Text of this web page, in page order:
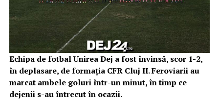
Echipa de fotbal Unirea Dej a fost învinsă, scor 1-2,
în deplasare, de formația CFR Cluj II. Feroviarii au
marcat ambele goluri într-un minut, în timp ce
dejenii s-au întrecut în ocazii.